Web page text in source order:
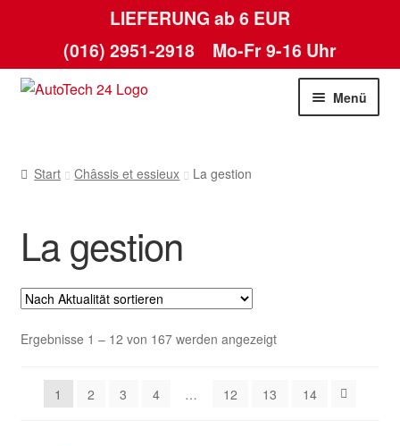
LIEFERUNG ab 6 EUR
(016) 2951-2918 Mo-Fr 9-16 Uhr
Zur
Zum
Menü
AGB
Datenschutz-Bestimmungen
Kontakt
Lieferung
Start Châssis et essieux La gestion
La gestion
Ergebnisse 1 – 12 von 167 werden angezeigtNach
1
2 3 4 … 12 13 14